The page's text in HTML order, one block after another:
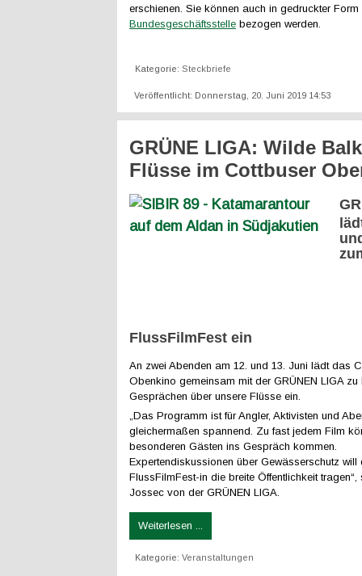
erschienen. Sie können auch in gedruckter Form
Bundesgeschäftsstelle bezogen werden.
Kategorie: Steckbriefe
Veröffentlicht: Donnerstag, 20. Juni 2019 14:53
GRÜNE LIGA: Wilde
Flüsse im Cottbuser
FlussFilmFest ein
An zwei Abenden am 12. und 13. Juni lädt das
Obenkino gemeinsam mit der GRÜNEN LIGA zu
Gesprächen über unsere Flüsse ein.
„Das Programm ist für Angler, Aktivisten und
gleichermaßen spannend. Zu fast jedem Film
besonderen Gästen ins Gespräch kommen.
Expertendiskussionen über Gewässerschutz will
FlussFilmFest-in die breite Öffentlichkeit
Jossec von der GRÜNEN LIGA.
Weiterlesen ...
Kategorie: Veranstaltungen